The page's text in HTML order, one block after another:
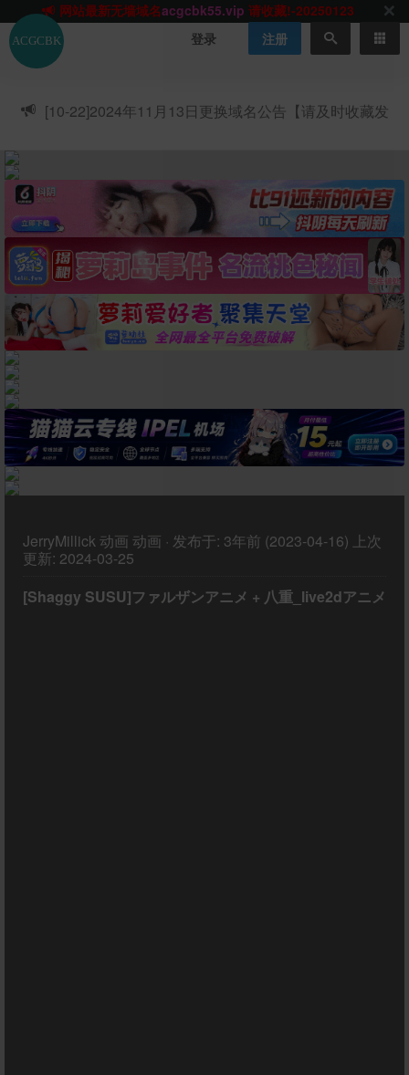
网站TG群聊t.me/acgbuster请收藏!
ACGCBK官方App
点击下载 永不迷路！
网站最新无墙域名
请收藏!-20250123
ACGCBK官方App 点击下载永不迷路！
网站最新无墙域名
网站永久主站域名acgcbk.vip
请收藏!
ACGCBK官方App点击下载
永不迷路！
网站最新无墙域名acgcbk55.vip请收藏!-20250123
登录 注册
[10-22]2024年11月13日更换域名公告【请及时收藏发
JerryMillick 动画 动画 · 发布于: 3年前 (2023-04-16) 上次
更新: 2024-03-25
[Shaggy SUSU]ファルザンアニメ + 八重_live2dアニメ